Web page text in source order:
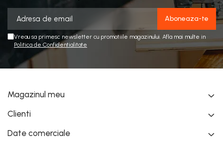
Vreau sa primesc newsletter cu promotiile magazinului. Afla mai multe in
Politica de Confidentialitate
Magazinul meu
Clienti
Date comerciale